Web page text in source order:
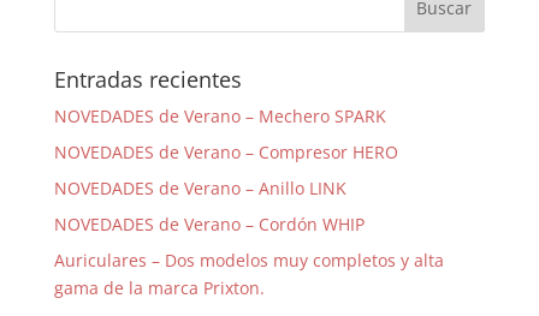
Entradas recientes
NOVEDADES de Verano – Mechero SPARK
NOVEDADES de Verano – Compresor HERO
NOVEDADES de Verano – Anillo LINK
NOVEDADES de Verano – Cordón WHIP
Auriculares – Dos modelos muy completos y alta
gama de la marca Prixton.